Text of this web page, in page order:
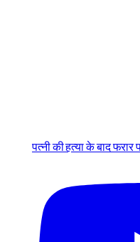
पत्नी की हत्या के बाद